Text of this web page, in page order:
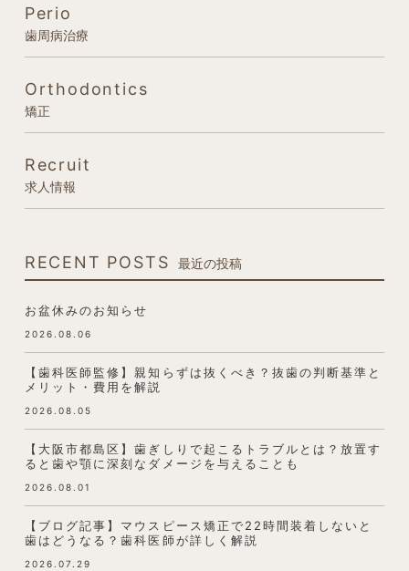
Perio
歯周病治療
Orthodontics
矯正
Recruit
求人情報
RECENT POSTS 最近の投稿
お盆休みのお知らせ
2026.08.06
【歯科医師監修】親知らずは抜くべき？抜歯の判断基準と
メリット・費用を解説
2026.08.05
【大阪市都島区】歯ぎしりで起こるトラブルとは？放置す
ると歯や顎に深刻なダメージを与えることも
2026.08.01
【ブログ記事】マウスピース矯正で22時間装着しないと
歯はどうなる？歯科医師が詳しく解説
2026.07.29